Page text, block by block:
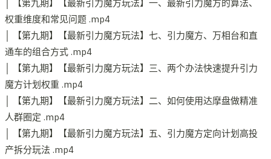
│ 【第九期】【最新引力魔方玩法】一、最新引力魔方的算法、
权重维度和常见问题 .mp4
│ 【第九期】【最新引力魔方玩法】七、引力魔方、万相台和直
通车的组合方式 .mp4
│ 【第九期】【最新引力魔方玩法】三、两个办法快速提升引力
魔方计划权重 .mp4
│ 【第九期】【最新引力魔方玩法】二、如何使用达摩盘做精准
人群圈定 .mp4
│ 【第九期】【最新引力魔方玩法】五、引力魔方定向计划高投
产拆分玩法 .mp4